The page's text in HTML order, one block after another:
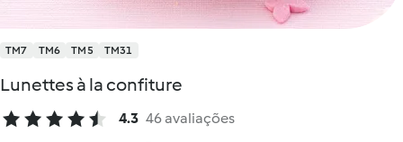
TM7 TM6 TM5 TM31
Lunettes à la confiture
4.3 46 avaliações